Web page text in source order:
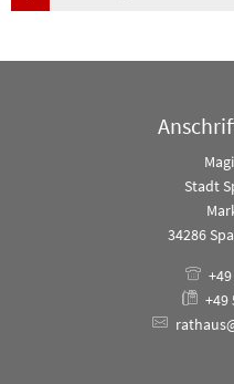
Stadt
34286
+49